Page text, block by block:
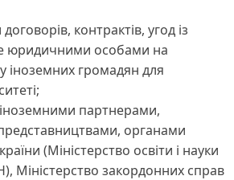
контрактів, угод із
юридичними особами на
іноземних громадян для
партнерами,
органами
(Міністерство освіти і науки
Міністерство закордонних справ